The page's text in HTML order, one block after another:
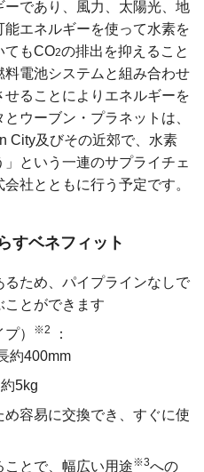
であり、風力、太陽光、地
エネルギーを使って水素を
てもCO2の排出を抑えること
電池システムと組み合わせ
ることによりエネルギーを
ウーブン・プラネットは、
City及びその近郊で、水素
という一連のサプライチェ
社とともに行う予定です。
すベネフィット
ため、パイプラインなしで
ことができます
）
※2
約400mm
約5kg
容易に交換でき、すぐに使
とで、幅広い用途※3への